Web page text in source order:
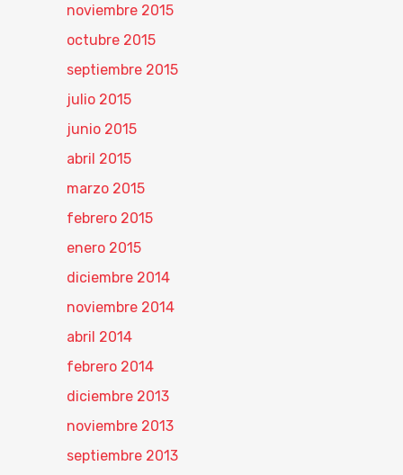
noviembre 2015
octubre 2015
septiembre 2015
julio 2015
junio 2015
abril 2015
marzo 2015
febrero 2015
enero 2015
diciembre 2014
noviembre 2014
abril 2014
febrero 2014
diciembre 2013
noviembre 2013
septiembre 2013